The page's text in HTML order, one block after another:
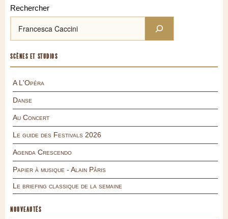
Rechercher
SCÈNES ET STUDIOS
A L'Opéra
Danse
Au Concert
Le guide des Festivals 2026
Agenda Crescendo
Papier à musique - Alain Pâris
Le briefing classique de la semaine
NOUVEAUTÉS